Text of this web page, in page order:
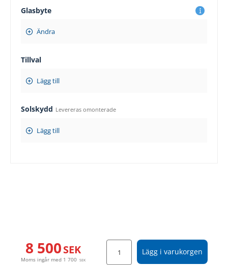
Glasbyte
Ändra
Tillval
Lägg till
Solskydd Levereras omonterade
Lägg till
Lägg i varukorgen
8 500SEK
Moms ingår med 1 700 SEK